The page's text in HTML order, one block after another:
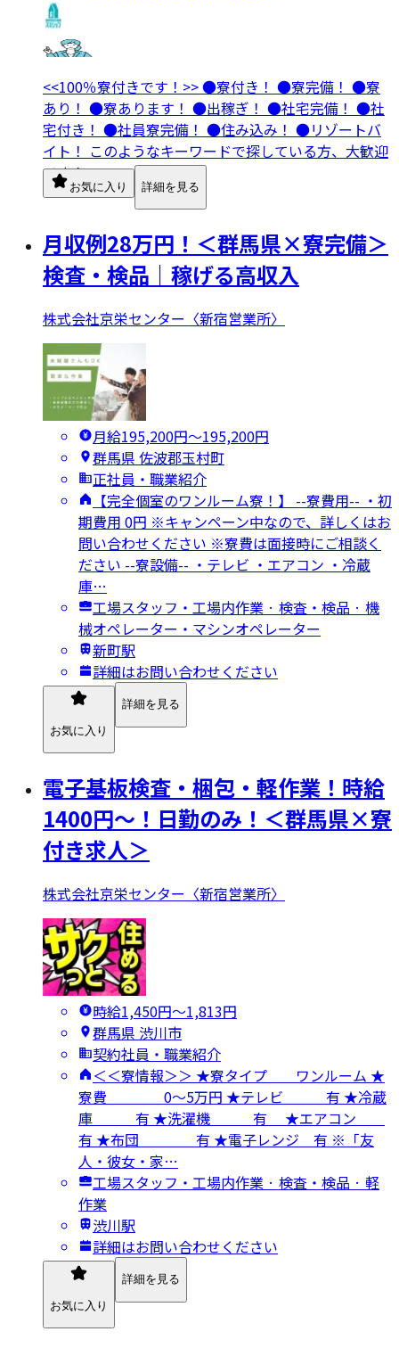
<<100％寮付きです！>> ●寮付き！ ●寮完備！ ●寮
あり！ ●寮あります！ ●出稼ぎ！ ●社宅完備！ ●社
宅付き！ ●社員寮完備！ ●住み込み！ ●リゾートバ
イト！ このようなキーワードで探している方、大歓迎
です！
お気に入り 詳細を見る
月収例28万円！＜群馬県×寮完備＞
検査・検品｜稼げる高収入
株式会社京栄センター〈新宿営業所〉
月給195,200円〜195,200円
群馬県 佐波郡玉村町
正社員・職業紹介
【完全個室のワンルーム寮！】 --寮費用-- ・初
期費用 0円 ※キャンペーン中なので、詳しくはお
問い合わせください ※寮費は面接時にご相談く
ださい --寮設備-- ・テレビ ・エアコン ・冷蔵
庫…
工場スタッフ・工場内作業 · 検査・検品 · 機
械オペレーター・マシンオペレーター
新町駅
詳細はお問い合わせください
お気に入り
詳細を見る
電子基板検査・梱包・軽作業！時給
1400円～！日勤のみ！＜群馬県×寮
付き求人＞
株式会社京栄センター〈新宿営業所〉
時給1,450円〜1,813円
群馬県 渋川市
契約社員・職業紹介
＜＜寮情報＞＞ ★寮タイプ ワンルーム ★
寮費 0～5万円 ★テレビ 有 ★冷蔵
庫 有 ★洗濯機 有 ★エアコン
有 ★布団 有 ★電子レンジ 有 ※「友
人・彼女・家…
工場スタッフ・工場内作業 · 検査・検品 · 軽
作業
渋川駅
詳細はお問い合わせください
お気に入り
詳細を見る